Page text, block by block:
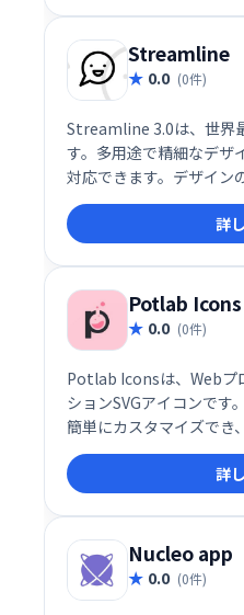
Streamline
0.0 (0件)
Streamline 3.0は、世界
す。多用途で精細なデザ
対応できます。デザイン
ンの豊富さで、あなた
に引き上げます。
詳
Potlab Icons
0.0 (0件)
Potlab Iconsは、Webプ
ションSVGアイコンです
簡単にカスタマイズでき
演出します。 豊富なア
たのデザインをワンラン
詳
Nucleo app
0.0 (0件)